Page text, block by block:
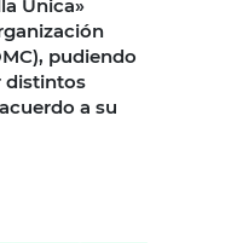
Única»
pudiendo
distintos
a su